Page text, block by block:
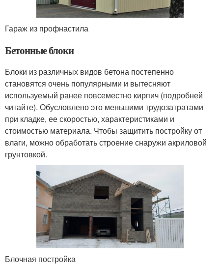
Гараж из профнастила
Бетонные блоки
Блоки из различных видов бетона постепенно
становятся очень популярными и вытесняют
используемый ранее повсеместно кирпич (подробней
читайте). Обусловлено это меньшими трудозатратами
при кладке, ее скоростью, характеристиками и
стоимостью материала. Чтобы защитить постройку от
влаги, можно обработать строение снаружи акриловой
грунтовкой.
Блочная постройка